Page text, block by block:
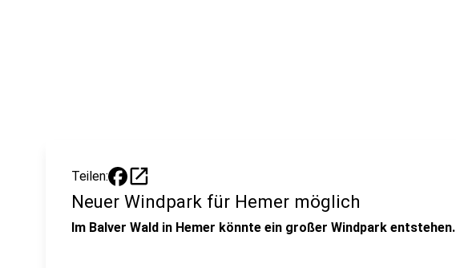
Teilen: open_in_new
Neuer Windpark für Hemer möglich
Im Balver Wald in Hemer könnte ein großer Windpark entstehen.